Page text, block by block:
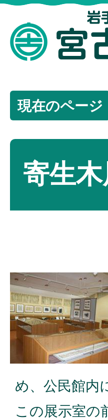
現在のページ
寄生
め、公民館内
この展示室の